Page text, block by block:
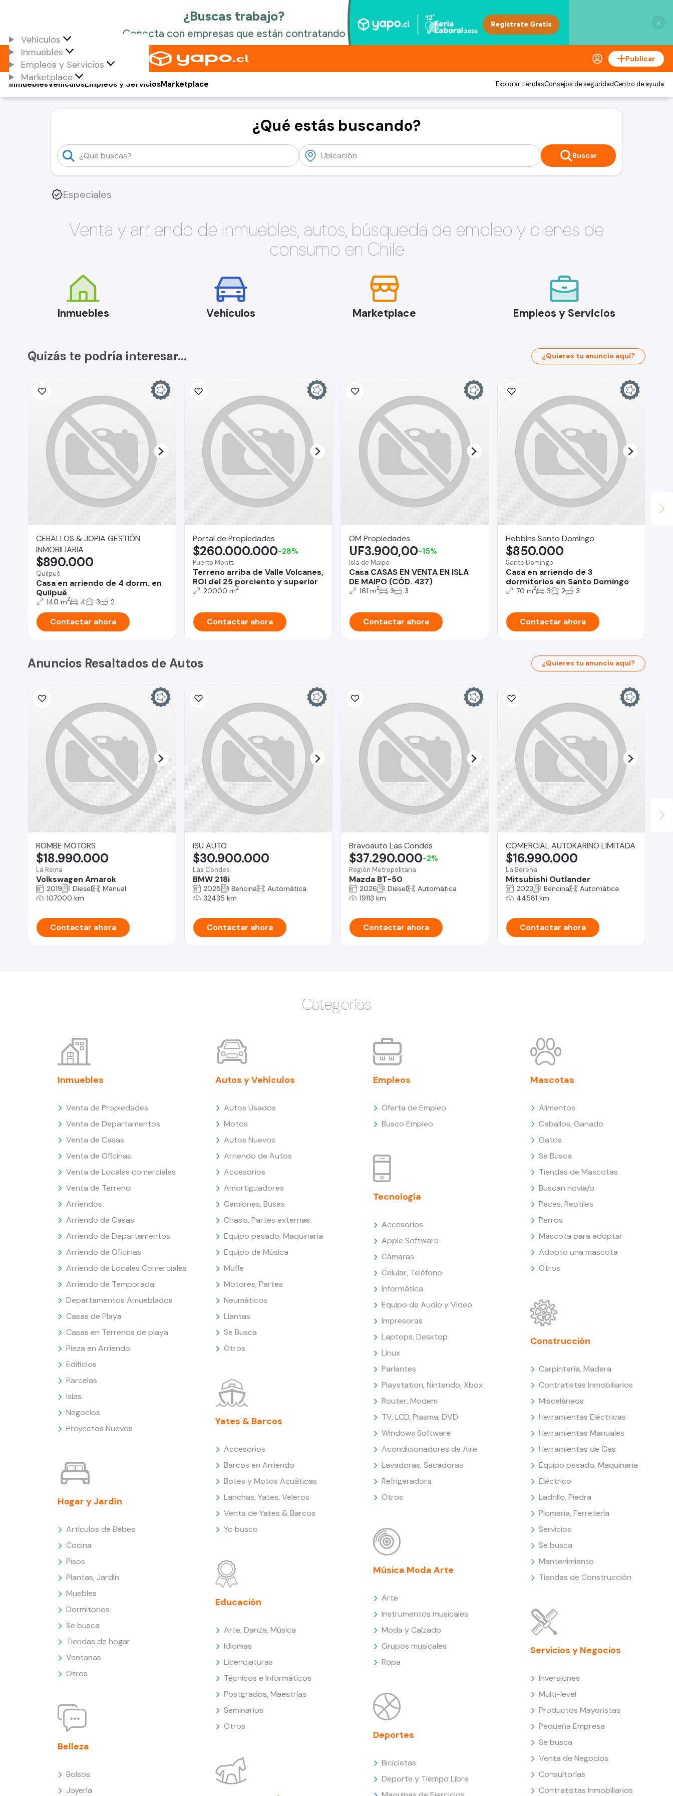
×
Vehículos
Inmuebles
Empleos y Servicios
Marketplace
Publicar
Vehículos
Inmuebles Empleos y ServiciosMarketplace Explorar tiendasConsejos de seguridadCentro de ayuda
¿Qué estás buscando?
Buscar
Especiales
Venta y arriendo de inmuebles, autos, búsqueda de empleo y bienes de
consumo en Chile
Inmuebles Vehículos Marketplace Empleos y Servicios
Quizás te podría interesar... ¿Quieres tu anuncio aquí?
CEBALLOS & JOPIA GESTIÓN
INMOBILIARIA
Quilpué
Casa en arriendo de 4 dorm. en
Quilpué
$890.000
140 m2 4 3 2
Contactar ahora
Portal de Propiedades
Puerto Montt
Terreno arriba de Valle Volcanes,
ROI del 25 porciento y superior
$260.000.000-28%
20000 m2
Contactar ahora
OM Propiedades
Isla de Maipo
Casa CASAS EN VENTA EN ISLA
DE MAIPO (CÓD. 437)
UF3.900,00-15%
161 m2 3 3
Contactar ahora
Hobbins Santo Domingo
Santo Domingo
Casa en arriendo de 3
dormitorios en Santo Domingo
$850.000
70 m2 3 2 3
Contactar ahora
Anuncios Resaltados de Autos ¿Quieres tu anuncio aquí?
ROMBE MOTORS
La Reina
Volkswagen Amarok
$18.990.000
2019 Diesel
Manual
107000 km
Contactar ahora
ISU AUTO
Las Condes
BMW 218i
$30.900.000
2025 Bencina
Automática
32435 km
Contactar ahora
Bravoauto Las Condes
Región Metropolitana
Mazda BT-50
$37.290.000-2%
2026 Diesel
Automática
19113 km
Contactar ahora
COMERCIAL AUTOKARINO LIMITADA
La Serena
Mitsubishi Outlander
$16.990.000
2023 Bencina
Automática
44581 km
Contactar ahora
Categorías
Inmuebles
Venta de Propiedades
Venta de Departamentos
Venta de Casas
Venta de Oficinas
Venta de Locales comerciales
Venta de Terreno
Arriendos
Arriendo de Casas
Arriendo de Departamentos
Arriendo de Oficinas
Arriendo de Locales Comerciales
Arriendo de Temporada
Departamentos Amueblados
Casas de Playa
Casas en Terrenos de playa
Pieza en Arriendo
Edificios
Parcelas
Islas
Negocios
Proyectos Nuevos
Hogar y Jardín
Artículos de Bebes
Cocina
Pisos
Plantas, Jardín
Muebles
Dormitorios
Se busca
Tiendas de hogar
Ventanas
Otros
Belleza
Bolsos
Joyería
Autos y Vehículos
Autos Usados
Motos
Autos Nuevos
Arriendo de Autos
Accesorios
Amortiguadores
Camiones, Buses
Chasis, Partes externas
Equipo pesado, Maquinaria
Equipo de Música
Mufle
Motores, Partes
Neumáticos
Llantas
Se Busca
Otros
Yates & Barcos
Accesorios
Barcos en Arriendo
Botes y Motos Acuáticas
Lanchas, Yates, Veleros
Venta de Yates & Barcos
Yo busco
Educación
Arte, Danza, Música
Idiomas
Licenciaturas
Técnicos e Informáticos
Postgrados, Maestrías
Seminarios
Otros
Empleos
Oferta de Empleo
Busco Empleo
Tecnología
Accesorios
Apple Software
Cámaras
Celular, Teléfono
Informática
Equipo de Audio y Video
Impresoras
Laptops, Desktop
Linux
Parlantes
Playstation, Nintendo, Xbox
Router, Modem
TV, LCD, Plasma, DVD
Windows Software
Acondicionadores de Aire
Lavadoras, Secadoras
Refrigeradora
Otros
Música Moda Arte
Arte
Instrumentos musicales
Moda y Calzado
Grupos musicales
Ropa
Deportes
Bicicletas
Deporte y Tiempo Libre
Mascotas
Alimentos
Caballos, Ganado
Gatos
Se Busca
Tiendas de Mascotas
Buscan novia/o
Peces, Reptiles
Perros
Mascota para adoptar
Adopto una mascota
Otros
Construcción
Carpintería, Madera
Contratistas Inmobiliarios
Misceláneos
Herramientas Eléctricas
Herramientas Manuales
Herramientas de Gas
Equipo pesado, Maquinaria
Eléctrico
Ladrillo, Piedra
Plomería, Ferretería
Servicios
Se busca
Mantenimiento
Tiendas de Construcción
Servicios y Negocios
Inversiones
Multi-level
Productos Mayoristas
Pequeña Empresa
Se busca
Venta de Negocios
Consultorías
Contratistas Inmobiliarios